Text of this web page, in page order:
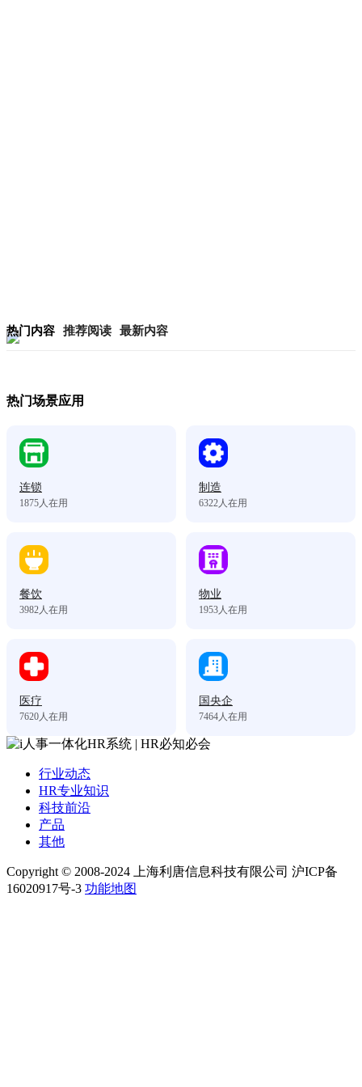
热门内容 推荐阅读 最新内容
热门场景应用
连锁
1875人在用
制造
6322人在用
餐饮
3982人在用
物业
1953人在用
医疗
7620人在用
国央企
7464人在用
行业动态
HR专业知识
科技前沿
产品
其他
Copyright © 2008-2024 上海利唐信息科技有限公司 沪ICP备
16020917号-3 功能地图